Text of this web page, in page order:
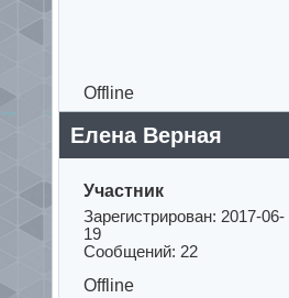
Offline
Елена Верная
Участник
Зарегистрирован: 2017-06-
19
Сообщений: 22
Offline